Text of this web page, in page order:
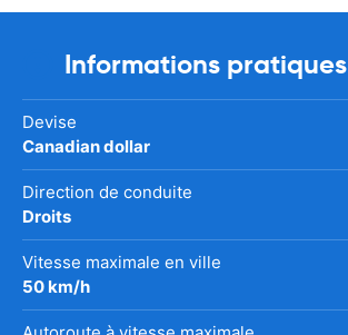
Informations pratiques
Devise
Canadian dollar
Direction de conduite
Droits
Vitesse maximale en ville
50 km/h